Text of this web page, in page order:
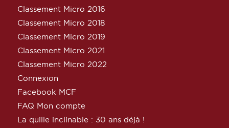
Classement Micro 2016
Classement Micro 2018
Classement Micro 2019
Classement Micro 2021
Classement Micro 2022
Connexion
Facebook MCF
FAQ Mon compte
La quille inclinable : 30 ans déjà !